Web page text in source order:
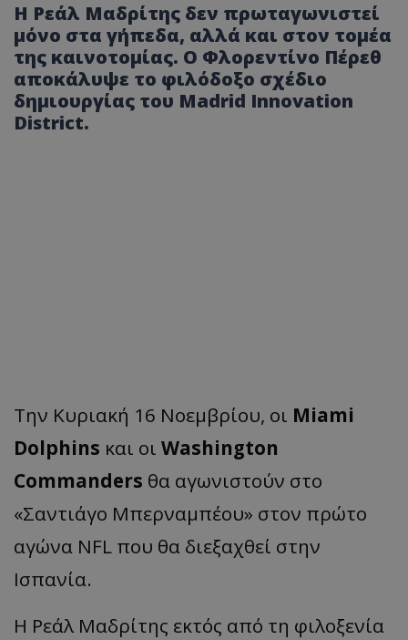
Η Ρεάλ Μαδρίτης δεν πρωταγωνιστεί
μόνο στα γήπεδα, αλλά και στον τομέα
της καινοτομίας. Ο Φλορεντίνο Πέρεθ
αποκάλυψε το φιλόδοξο σχέδιο
δημιουργίας του Madrid Innovation
District.
Την Κυριακή 16 Νοεμβρίου, οι Miami
Dolphins και οι Washington
Commanders θα αγωνιστούν στο
«Σαντιάγο Μπερναμπέου» στον πρώτο
αγώνα NFL που θα διεξαχθεί στην
Ισπανία.
Η Ρεάλ Μαδρίτης εκτός από τη φιλοξενία